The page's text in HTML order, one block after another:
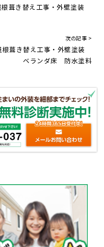
葺き替え工事・外壁塗装
次の記事 >
葺き替え工事・外壁塗装
ベランダ床 防水塗料